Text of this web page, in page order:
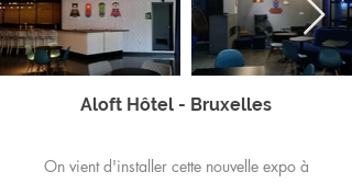
Aloft Hôtel - Bruxelles
On vient d'installer cette nouvelle expo à